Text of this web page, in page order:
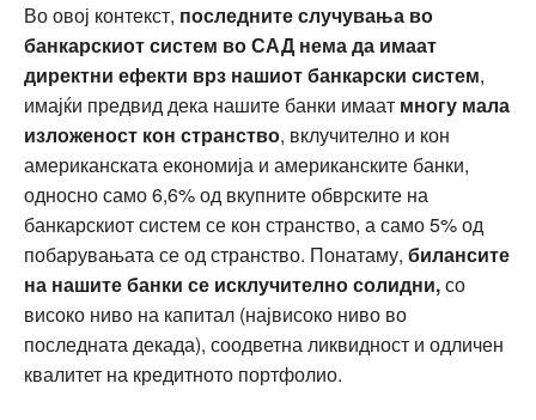
Во овој контекст, последните случувања во
банкарскиот систем во САД нема да имаат
директни ефекти врз нашиот банкарски систем,
имајќи предвид дека нашите банки имаат многу мала
изложеност кон странство, вклучително и кон
американската економија и американските банки,
односно само 6,6% од вкупните обврските на
банкарскиот систем се кон странство, а само 5% од
побарувањата се од странство. Понатаму, билансите
на нашите банки се исклучително солидни,со
високо ниво на капитал (највисоко ниво во
последната декада), соодветна ликвидност и одличен
квалитет на кредитното портфолио.